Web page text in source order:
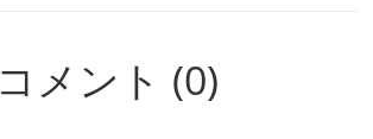
コメント (0)